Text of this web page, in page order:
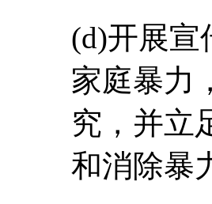
(d)开展宣
家庭暴力
究，并立
和消除暴